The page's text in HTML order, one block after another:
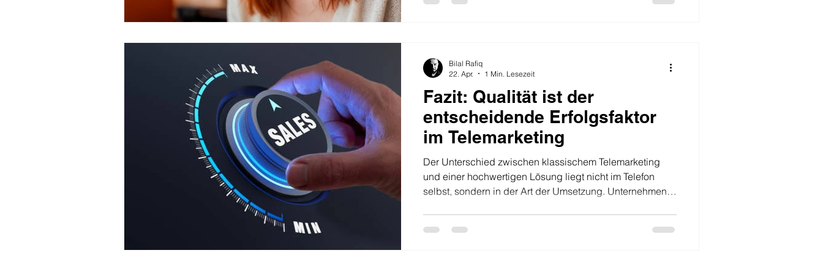
Zielsetzung Hohe Kontaktzahlen Qualifizierte Leads &
Branchen-Know-how
Fazit: Qualität ist der
entscheidende Erfolgsfaktor
im Telemarketing
Der Unterschied zwischen klassischem Telemarketing
und einer hochwertigen Lösung liegt nicht im Telefon
selbst, sondern in der Art der Umsetzung. Unternehmen,
und einem professionellen Markenauftritt. AirVoice Sales
Bilal Rafiq
22. Apr.
1 Min. Lesezeit